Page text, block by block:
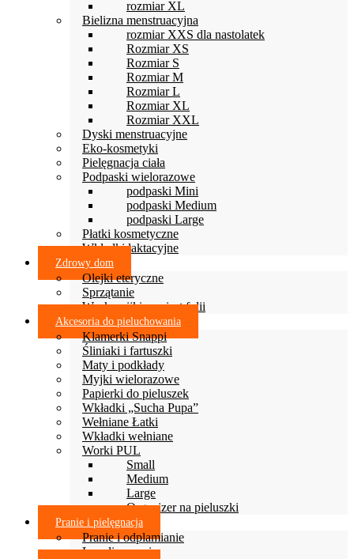
rozmiar XL
Bielizna menstruacyjna
rozmiar XXS dla nastolatek
Rozmiar XS
Rozmiar S
Rozmiar M
Rozmiar L
Rozmiar XL
Rozmiar XXL
Dyski menstruacyjne
Eko-kosmetyki
Pielęgnacja ciała
Podpaski wielorazowe
podpaski Mini
podpaski Medium
podpaski Large
Płatki kosmetyczne
Wkładki laktacyjne
Zdrowy dom
Olejki eteryczne
Sprzątanie
Woskowijki zamiast folii
Akcesoria do pieluchowania
Klamerki Snappi
Śliniaki i fartuszki
Maty i podkłady
Myjki wielorazowe
Papierki do pieluszek
Wkładki „Sucha Pupa”
Wełniane Łatki
Wkładki wełniane
Worki PUL
Small
Medium
Large
Organizer na pieluszki
Pranie i pielęgnacja
Pranie i odplamianie
Lanolinowanie